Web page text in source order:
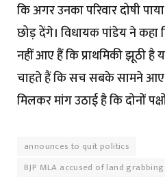
कि अगर उनका परिवार दोषी
छोड़ देंगे। विधायक पांडेय ने
नहीं आए हैं कि प्राथमिकी झूठी है
चाहते हैं कि सच सबके सामने आए।
मिलकर मांग उठाई है कि दोनों
announces to quit politics
BJP MLA accused of land grabbing